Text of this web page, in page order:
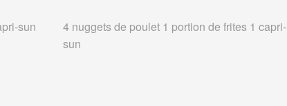
sun
4 nuggets de poulet 1 portion de frites 1 capri-
sun